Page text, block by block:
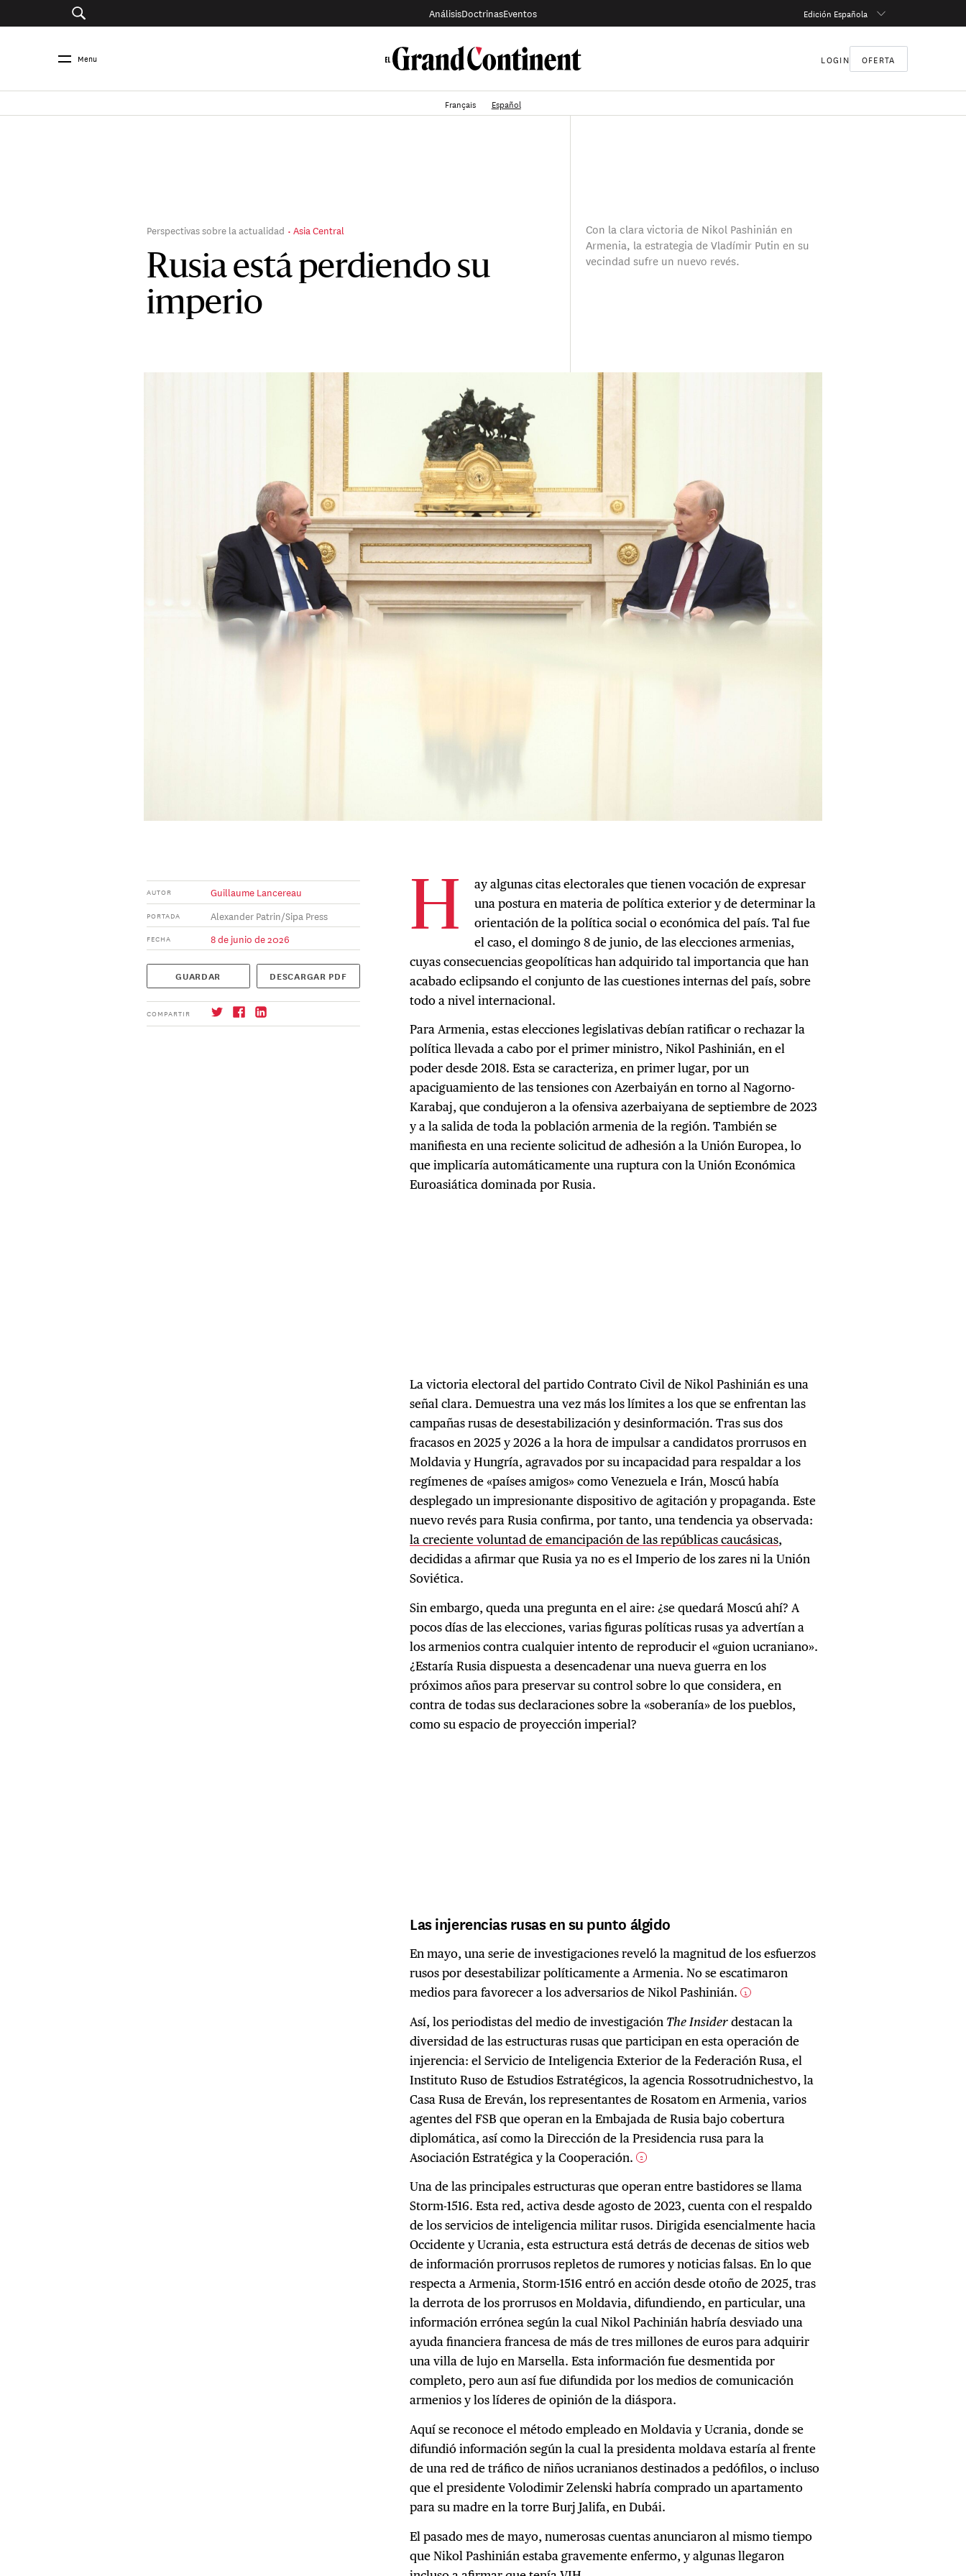
AnálisisDoctrinasEventos Edición Española
Menu LOGIN OFERTA
Français Español
Rusia está perdiendo su
imperio
Perspectivas sobre la actualidad Asia Central
Con la clara victoria de Nikol Pashinián en
Armenia, la estrategia de Vladímir Putin en su
vecindad sufre un nuevo revés.
AUTOR Guillaume Lancereau
PORTADA Alexander Patrin/Sipa Press
FECHA 8 de junio de 2026
GUARDAR DESCARGAR PDF
COMPARTIR
H
ay algunas citas electorales que tienen vocación de expresar
una postura en materia de política exterior y de determinar la
orientación de la política social o económica del país. Tal fue
el caso, el domingo 8 de junio, de las elecciones armenias,
cuyas consecuencias geopolíticas han adquirido tal importancia que han
acabado eclipsando el conjunto de las cuestiones internas del país, sobre
todo a nivel internacional.
Para Armenia, estas elecciones legislativas debían ratificar o rechazar la
política llevada a cabo por el primer ministro, Nikol Pashinián, en el
poder desde 2018. Esta se caracteriza, en primer lugar, por un
apaciguamiento de las tensiones con Azerbaiyán en torno al Nagorno-
Karabaj, que condujeron a la ofensiva azerbaiyana de septiembre de 2023
y a la salida de toda la población armenia de la región. También se
manifiesta en una reciente solicitud de adhesión a la Unión Europea, lo
que implicaría automáticamente una ruptura con la Unión Económica
Euroasiática dominada por Rusia.
La victoria electoral del partido Contrato Civil de Nikol Pashinián es una
señal clara. Demuestra una vez más los límites a los que se enfrentan las
campañas rusas de desestabilización y desinformación. Tras sus dos
fracasos en 2025 y 2026 a la hora de impulsar a candidatos prorrusos en
Moldavia y Hungría, agravados por su incapacidad para respaldar a los
regímenes de «países amigos» como Venezuela e Irán, Moscú había
desplegado un impresionante dispositivo de agitación y propaganda. Este
nuevo revés para Rusia confirma, por tanto, una tendencia ya observada:
la creciente voluntad de emancipación de las repúblicas caucásicas,
decididas a afirmar que Rusia ya no es el Imperio de los zares ni la Unión
Soviética.
Sin embargo, queda una pregunta en el aire: ¿se quedará Moscú ahí? A
pocos días de las elecciones, varias figuras políticas rusas ya advertían a
los armenios contra cualquier intento de reproducir el «guion ucraniano».
¿Estaría Rusia dispuesta a desencadenar una nueva guerra en los
próximos años para preservar su control sobre lo que considera, en
contra de todas sus declaraciones sobre la «soberanía» de los pueblos,
como su espacio de proyección imperial?
Las injerencias rusas en su punto álgido
En mayo, una serie de investigaciones reveló la magnitud de los esfuerzos
rusos por desestabilizar políticamente a Armenia. No se escatimaron
medios para favorecer a los adversarios de Nikol Pashinián. 1
Así, los periodistas del medio de investigación The Insiderdestacan la
diversidad de las estructuras rusas que participan en esta operación de
injerencia: el Servicio de Inteligencia Exterior de la Federación Rusa, el
Instituto Ruso de Estudios Estratégicos, la agencia Rossotrudnichestvo, la
Casa Rusa de Ereván, los representantes de Rosatom en Armenia, varios
agentes del FSB que operan en la Embajada de Rusia bajo cobertura
diplomática, así como la Dirección de la Presidencia rusa para la
Asociación Estratégica y la Cooperación. 2
Una de las principales estructuras que operan entre bastidores se llama
Storm-1516. Esta red, activa desde agosto de 2023, cuenta con el respaldo
de los servicios de inteligencia militar rusos. Dirigida esencialmente hacia
Occidente y Ucrania, esta estructura está detrás de decenas de sitios web
de información prorrusos repletos de rumores y noticias falsas. En lo que
respecta a Armenia, Storm-1516 entró en acción desde otoño de 2025, tras
la derrota de los prorrusos en Moldavia, difundiendo, en particular, una
información errónea según la cual Nikol Pachinián habría desviado una
ayuda financiera francesa de más de tres millones de euros para adquirir
una villa de lujo en Marsella. Esta información fue desmentida por
completo, pero aun así fue difundida por los medios de comunicación
armenios y los líderes de opinión de la diáspora.
Aquí se reconoce el método empleado en Moldavia y Ucrania, donde se
difundió información según la cual la presidenta moldava estaría al frente
de una red de tráfico de niños ucranianos destinados a pedófilos, o incluso
que el presidente Volodimir Zelenski habría comprado un apartamento
para su madre en la torre Burj Jalifa, en Dubái.
El pasado mes de mayo, numerosas cuentas anunciaron al mismo tiempo
que Nikol Pashinián estaba gravemente enfermo, y algunas llegaron